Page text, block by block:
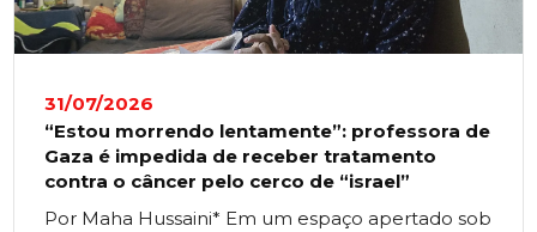
31/07/2026
“Estou morrendo lentamente”: professora de
Gaza é impedida de receber tratamento
contra o câncer pelo cerco de “israel”
Por Maha Hussaini* Em um espaço apertado sob